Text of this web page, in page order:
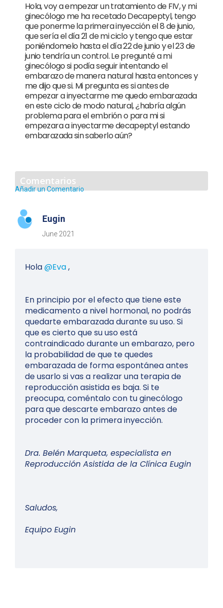
Hola, voy a empezar un tratamiento de FIV, y mi
ginecólogo me ha recetado Decapeptyl, tengo
que ponerme la primera inyección el 8 de junio,
que sería el día 21 de mi ciclo y tengo que estar
poniéndomelo hasta el día 22 de junio y el 23 de
junio tendría un control. Le pregunté a mi
ginecólogo si podía seguir intentando el
embarazo de manera natural hasta entonces y
me dijo que si. Mi pregunta es si antes de
empezar a inyectarme me quedo embarazada
en este ciclo de modo natural, ¿habría algún
problema para el embrión o para mi si
empezara a inyectarme decapeptyl estando
embarazada sin saberlo aún?
Comentarios
Añadir un Comentario
Eugin
June 2021
Hola@Eva,
En principio por el efecto que tiene este
medicamento a nivel hormonal, no podrás
quedarte embarazada durante su uso. Si
que es cierto que su uso está
contraindicado durante un embarazo, pero
la probabilidad de que te quedes
embarazada de forma espontánea antes
de usarlo si vas a realizar una terapia de
reproducción asistida es baja. Si te
preocupa, coméntalo con tu ginecólogo
para que descarte embarazo antes de
proceder con la primera inyección.
Dra. Belén Marqueta, especialista en
Reproducción Asistida de la Clínica Eugin
Saludos,
Equipo Eugin